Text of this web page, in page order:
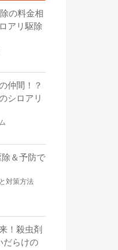
の料金相
アリ駆除
仲間！？
シロアリ
＆予防で
対策方法
！殺虫剤
だらけの